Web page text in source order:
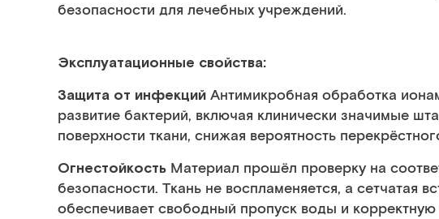
безопасности для лечебных учреждений.
Эксплуатационные свойства:
Защита от инфекций Антимикробная обработка
развитие бактерий, включая клинически значимые
поверхности ткани, снижая вероятность
Огнестойкость Материал прошёл проверку на
безопасности. Ткань не воспламеняется, а сетчатая
обеспечивает свободный пропуск воды и корректную